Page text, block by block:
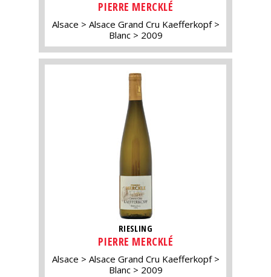
PIERRE MERCKLÉ
Alsace
Alsace Grand Cru Kaefferkopf
Blanc
2009
RIESLING
PIERRE MERCKLÉ
Alsace
Alsace Grand Cru Kaefferkopf
Blanc
2009